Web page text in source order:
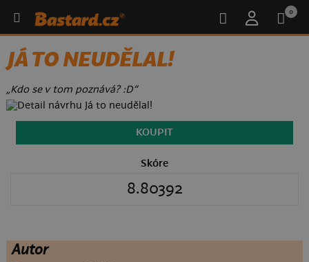
0
JÁ TO NEUDĚLAL!
„Kdo se v tom poznává? :D“
KOUPIT
Skóre
8.80392
Autor